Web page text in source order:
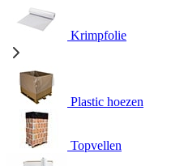
Krimpfolie
Plastic hoezen
Topvellen